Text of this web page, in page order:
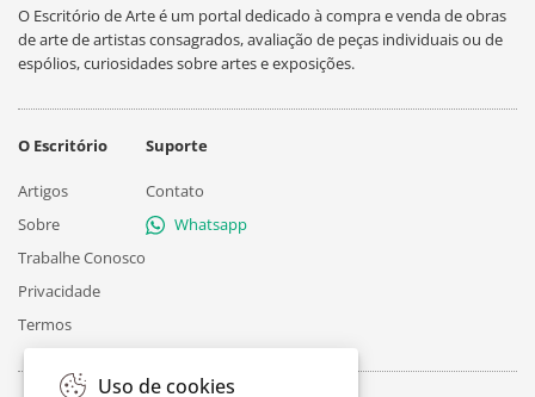
O Escritório de Arte é um portal dedicado à compra e venda de obras
de arte de artistas consagrados, avaliação de peças individuais ou de
espólios, curiosidades sobre artes e exposições.
O Escritório
Artigos
Sobre
Trabalhe Conosco
Privacidade
Termos
Suporte
Contato
Whatsapp
Uso de cookies